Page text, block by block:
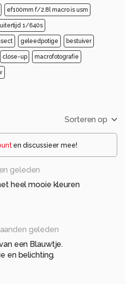
ef100mm f/2.8l macro is usm
1/640s
geleedpotige bestuiver
close-up macrofotografie
Sorteren op
en discussieer mee!
geleden
heel mooie kleuren
geleden
een Blauwtje.
en belichting.